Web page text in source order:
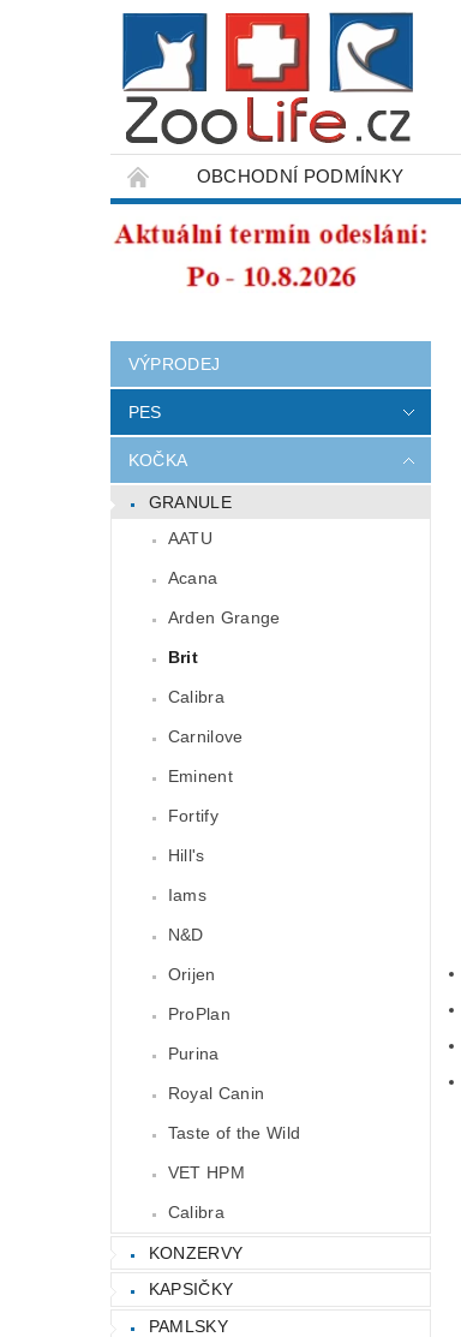
OBCHODNÍ PODMÍNKY
ODSTOUPENÍ OD SMLOUVY
VÝPRODEJ
PES
KOČKA
GRANULE
AATU
Acana
Arden Grange
Brit
Calibra
Carnilove
Eminent
Fortify
Hill's
Iams
N&D
Orijen
ProPlan
Purina
Royal Canin
Taste of the Wild
VET HPM
Calibra
KONZERVY
KAPSIČKY
PAMLSKY